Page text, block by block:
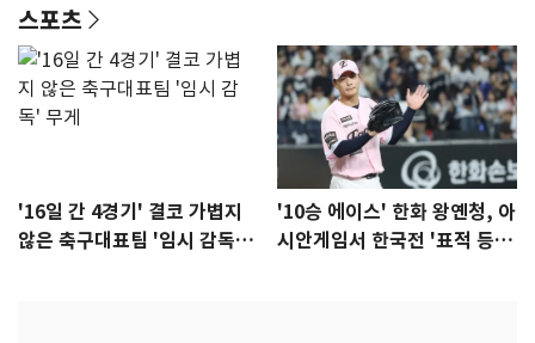
스포츠
'16일 간 4경기' 결코 가볍지
않은 축구대표팀 '임시 감독'
'10승 에이스' 한화 왕옌청, 아
시안게임서 한국전 '표적 등